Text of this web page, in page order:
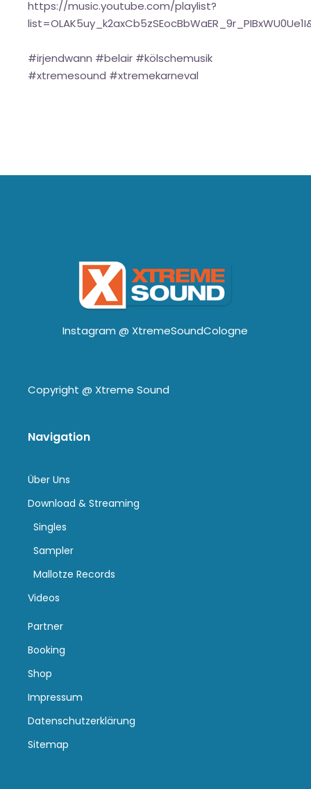
https://music.youtube.com/playlist?
#irjendwann #belair #kölschemusik
#xtremesound #xtremekarneval
Instagram @ XtremeSoundCologne
Copyright @ Xtreme Sound
Navigation
Über Uns
Download & Streaming
Singles
Sampler
Mallotze Records
Videos
Partner
Booking
Shop
Impressum
Datenschutzerklärung
Sitemap